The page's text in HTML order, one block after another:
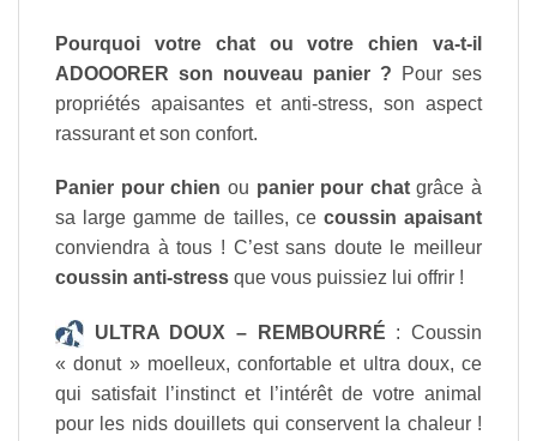
Pourquoi votre chat ou votre chien va-t-il
ADOOORER son nouveau panier ?
Pour ses
propriétés apaisantes et anti-stress, son aspect
rassurant et son confort.
Panier pour chien ou panier pour chatgrâce à
sa large gamme de tailles, ce coussin apaisant
conviendra à tous ! C’est sans doute le meilleur
coussin anti-stress que vous puissiez lui offrir !
ULTRA DOUX – REMBOURRÉ : Coussin
« donut » moelleux, confortable et ultra doux, ce
qui satisfait l’instinct et l’intérêt de votre animal
pour les nids douillets qui conservent la chaleur !